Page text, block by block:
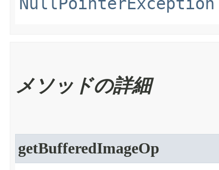
メソッドの詳細
getBufferedImageOp